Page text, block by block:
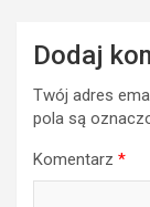
Dodaj
Twój adres
pola są
Komentarz *